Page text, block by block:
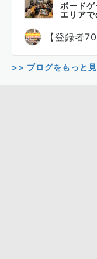
ボード
エリア
【登録者
>> ブログをもっと